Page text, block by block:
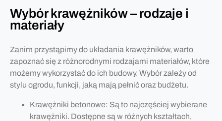
Wybór krawężników – rodzaje i
materiały
Zanim przystąpimy do układania krawężników, warto
zapoznać się z różnorodnymi rodzajami materiałów, które
możemy wykorzystać do ich budowy. Wybór zależy od
stylu ogrodu, funkcji, jaką mają pełnić oraz budżetu.
Krawężniki betonowe: Są to najczęściej wybierane
krawężniki. Dostępne są w różnych kształtach,